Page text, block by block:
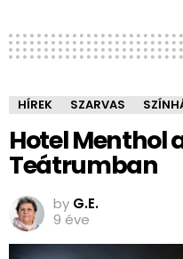
HÍREK SZARVAS
Hotel Menthol
Teátrumban
by G.E.
9 éve